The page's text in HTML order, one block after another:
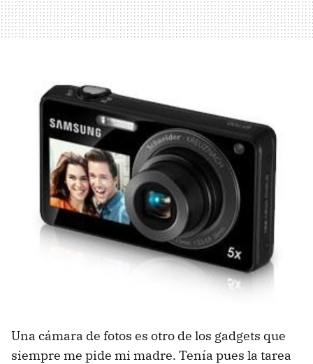
Una cámara de fotos es otro de los gadgets que
siempre me pide mi madre. Tenía pues la tarea